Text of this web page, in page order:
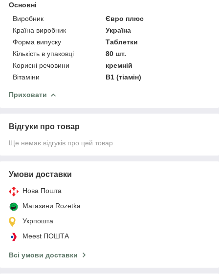
Основні
Виробник
Євро плюс
Країна виробник
Україна
Форма випуску
Таблетки
Кількість в упаковці
80 шт.
Корисні речовини
кремній
Вітаміни
В1 (тіамін)
Приховати
Відгуки про товар
Ще немає відгуків про цей товар
Умови доставки
Нова Пошта
Магазини Rozetka
Укрпошта
Meest ПОШТА
Всі умови доставки